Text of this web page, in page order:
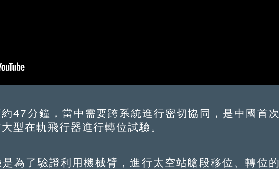
分鐘，當中需要跨系統進行密切協同，是中國首次
型在軌飛行器進行轉位試驗。
了驗證利用機械臂，進行太空站艙段移位、轉位的